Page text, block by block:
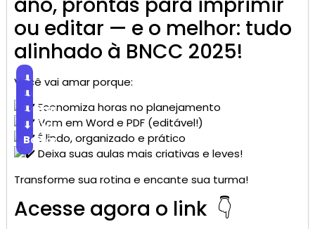
ou editar — e o melhor: tudo
alinhado à BNCC 2025!
Você vai amar porque:
⬇
Baixar
Economiza horas no planejamento
⬇
Baixar
Vem em Word e PDF (editável!)
⬇
Baixar
É lindo, organizado e prático
⬇
Baixar
Deixa suas aulas mais criativas e leves!
Transforme sua rotina e encante sua turma!
Acesse agora o link 👇